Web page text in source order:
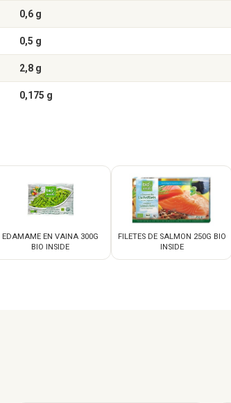
0,6 g
0,5 g
2,8 g
0,175 g
EDAMAME EN VAINA 300G
BIO INSIDE
FILETES DE SALMON 250G BIO
INSIDE